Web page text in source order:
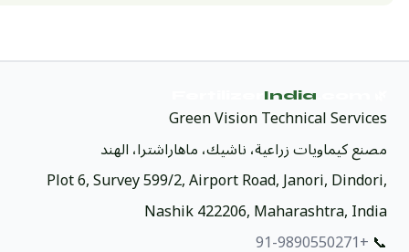
India
Green Vision Technical Services
مصنع كيماويات زراعية، ناشيك، ماهاراشترا، الهند
Plot 6, Survey 599/2, Airport Road, Janori, Dindori,
Nashik 422206, Maharashtra, India
📞
+91-9890550271